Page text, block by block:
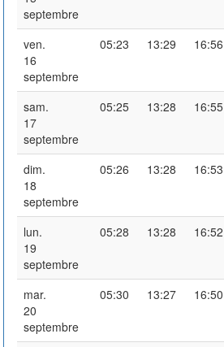
septembre
ven.
16
septembre
05:23 13:29 16:56
sam.
17
septembre
05:25 13:28 16:55
dim.
18
septembre
05:26 13:28 16:53
lun.
19
septembre
05:28 13:28 16:52
mar.
20
septembre
05:30 13:27 16:50